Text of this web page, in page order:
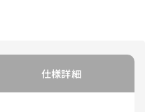
仕様詳細